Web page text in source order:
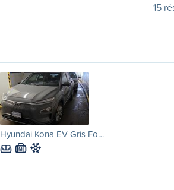
15
Hyundai Kona EV Gris Fo…
M